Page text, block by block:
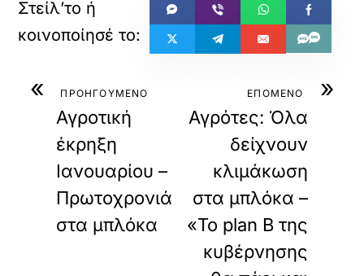
« ΠΡΟΗΓΟΥΜΕΝΟ
Αγροτική
έκρηξη
Ιανουαρίου –
Πρωτοχρονιά
στα μπλόκα
»
ΕΠΟΜΕΝΟ
Αγρότες: Όλα
δείχνουν
κλιμάκωση
στα μπλόκα –
«Το plan B της
κυβέρνησης